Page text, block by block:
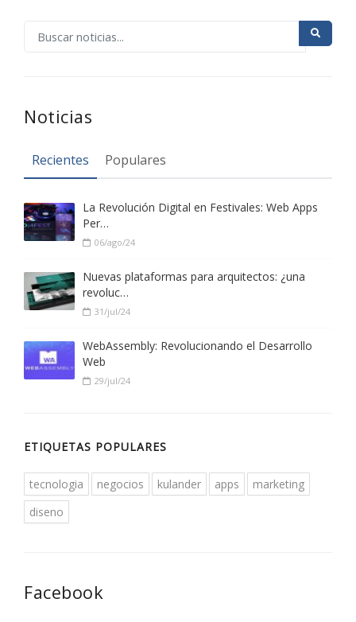
Noticias
Recientes Populares
La Revolución Digital en Festivales: Web Apps
Per…
06/ago/24
Nuevas plataformas para arquitectos: ¿una
revoluc…
31/jul/24
WebAssembly: Revolucionando el Desarrollo
Web
29/jul/24
ETIQUETAS POPULARES
tecnologia negocios kulander apps
marketing
diseno
Facebook